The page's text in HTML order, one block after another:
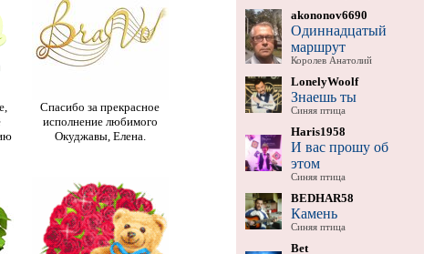
Спасибо за прекрасное
исполнение любимого
Окуджавы, Елена.
akononov6690
Одиннадцатый
маршрут
Королев Анатолий
LonelyWoolf
Знаешь ты
Синяя птица
Haris1958
И вас прошу об
этом
Синяя птица
BEDHAR58
Камень
Синяя птица
Bet